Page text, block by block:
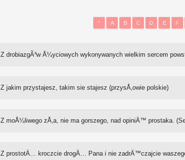
" A B C D E F
Z drobiazgÃ³w Å¼yciowych wykonywanych wielkim sercem
Z jakim przystajesz, takim sie stajesz (przysÅ‚owie polskie)
Z moÅ¼liwego zÅ‚a, nie ma gorszego, nad opiniÄ™ prostaka.
Z prostotÄ… kroczcie drogÄ… Pana i nie zadrÄ™czajcie